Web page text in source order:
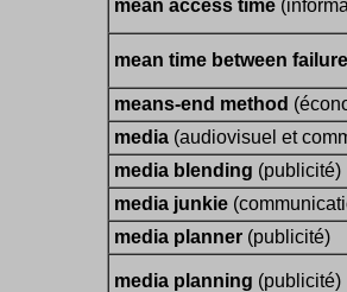
mean access time
mean time between
means-end method
media (audiovisuel et
media blending (publicité)
media junkie
media planner (publicité)
media planning (publicité)